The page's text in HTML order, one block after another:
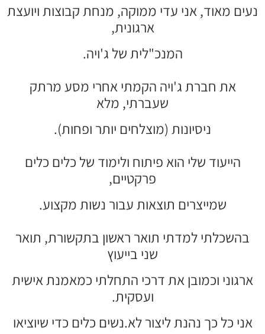
נעים מאוד, אני עדי ממוקה, מנחת קבוצות ויועצת
ארגונית,
המנכ"לית של ג'ויה.
את חברת ג'ויה הקמתי אחרי מסע מרתק
שעברתי, מלא
ניסיונות (מוצלחים יותר ופחות).
הייעוד שלי הוא פיתוח ולימוד של כלים כלים
פרקטיים,
שמייצרים תוצאות עבור נשות מקצוע.
בהשכלתי למדתי תואר ראשון בתקשורת, תואר
שני בייעוץ
ארגוני וכמובן את דרכי התחלתי כמאמנת אישית
ועסקית.
אני כל כך נהנת ליצור לא.נשים כלים כדי שיוציאו